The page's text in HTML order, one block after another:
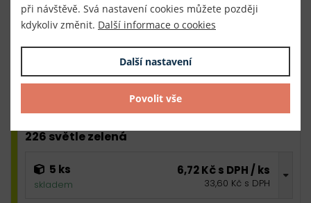
220 tmavě modrá
226 světle zelená
5 ks
skladem
6,72 Kč s DPH / ks
33,60 Kč s DPH
při návštěvě. Svá nastavení cookies můžete později
kdykoliv změnit. Další informace o cookies
Další nastavení
Povolit vše